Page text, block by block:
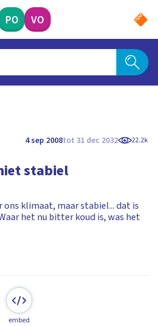
PO VO
4 sep 2008tot 31 dec 2032 22.2k
stabiel
ons klimaat, maar stabiel... dat is
het nu bitter koud is, was het
embed